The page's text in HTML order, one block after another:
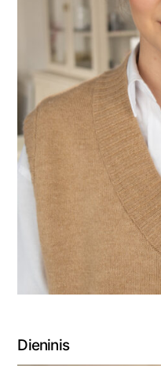
Dieninis